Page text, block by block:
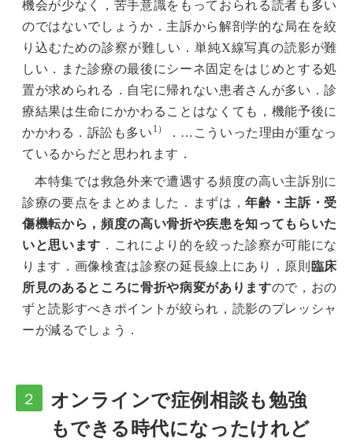
機会が少なく，苦手意識をもっておられる読者も多い
のではないでしょうか．主訴から解剖学的な局在を絞
り込むための診察が難しい．単純X線写真の読影が難
しい．また診療の最後にシーネ固定をはじめとする処
置が求められる．自宅に帰れない患者さんが多い．診
療結果は生命にかかわることはなくても，機能予後に
かかわる．訴訟も多い 1）
．…こういった理由が重なっ
ているからだと思われます．
本特集では救急外来で遭遇する頻度の高い主訴別に
診療の要点をまとめました．まずは，年齢・主訴・受
傷機転から，頻度の高い骨折や疾患を知ってもらいた
いと思います ．これにより的を絞った診察が可能にな
ります．画像検査は診察の延長線上にあり，原則 臨床
所見のあるところに骨折や病変がありますので，おの
ずと読影すべきポイントが絞られ，読影のプレッシャ
ーが減るでしょう．
２
オンラインで症例相談も勉強
もできる時代になったけれど